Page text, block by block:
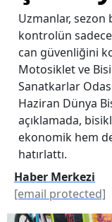
Uzmanlar, sezon
kontrolün
can güvenliğini
Motosiklet ve
Sanatkarlar
Haziran Dünya
açıklamada,
ekonomik hem
hatırlattı.
Haber Merkezi
[email protected]